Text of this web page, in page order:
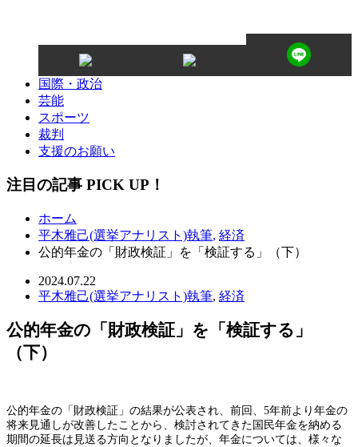
国際・政治
芸能
スポーツ
裁判
支援のお願い
注目の記事 PICK UP！
ホーム
平木雅己(選挙アナリスト)執筆, 経済
公的年金の「財政検証」を「検証する」（下）
2024.07.22
平木雅己(選挙アナリスト)執筆, 経済
公的年金の「財政検証」を「検証する」
（下）
公的年金の「財政検証」の結果が公表され、前回、5年前より年金の
将来見通しが改善したことから、検討されてきた国民年金を納める
期間の延長は見送る方向となりましたが、年金については、様々な